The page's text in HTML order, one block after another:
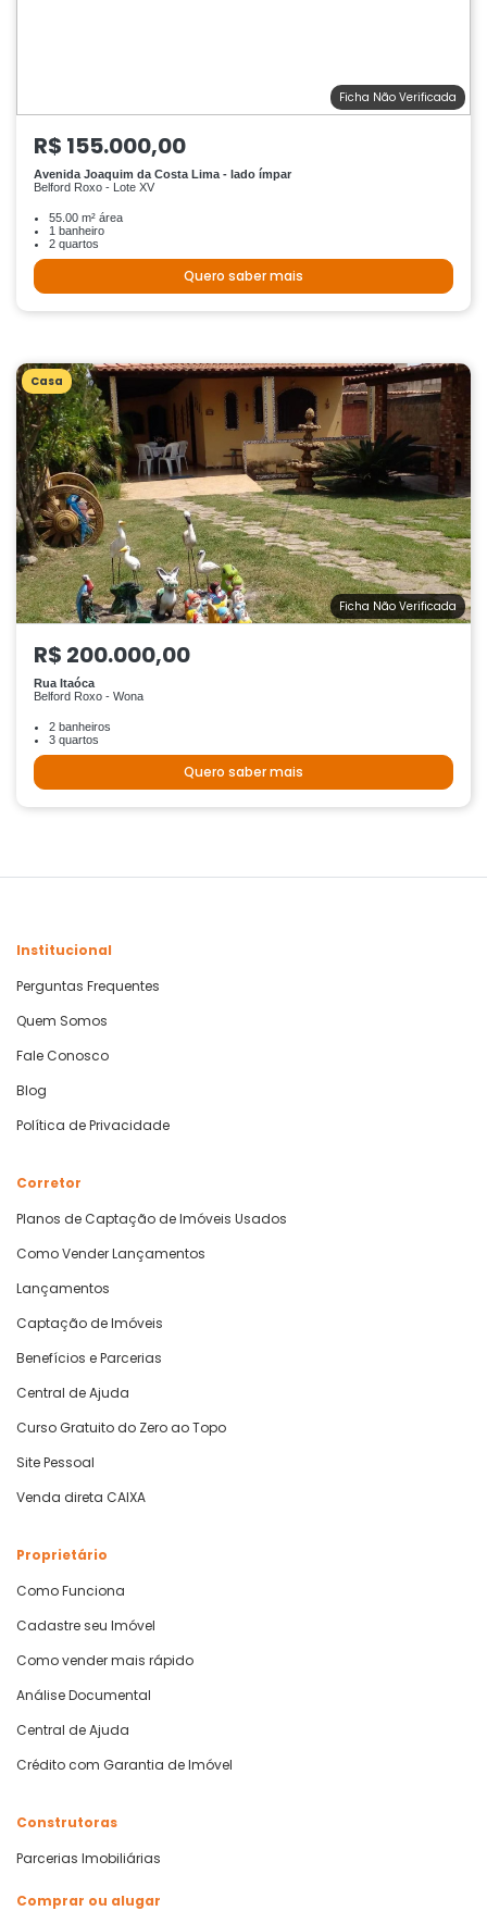
Ficha Não Verificada
R$ 155.000,00
Avenida Joaquim da Costa Lima - lado ímpar
Belford Roxo - Lote XV
55.00 m² área
1 banheiro
2 quartos
Quero saber mais
Casa
Ficha Não Verificada
R$ 200.000,00
Rua Itaóca
Belford Roxo - Wona
2 banheiros
3 quartos
Quero saber mais
Institucional
Perguntas Frequentes
Quem Somos
Fale Conosco
Blog
Política de Privacidade
Corretor
Planos de Captação de Imóveis Usados
Como Vender Lançamentos
Lançamentos
Captação de Imóveis
Benefícios e Parcerias
Central de Ajuda
Curso Gratuito do Zero ao Topo
Site Pessoal
Venda direta CAIXA
Proprietário
Como Funciona
Cadastre seu Imóvel
Como vender mais rápido
Análise Documental
Central de Ajuda
Crédito com Garantia de Imóvel
Construtoras
Parcerias Imobiliárias
Comprar ou alugar